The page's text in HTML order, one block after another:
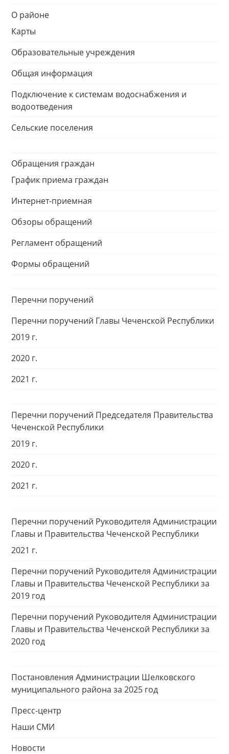
О районе
Карты
Образовательные учреждения
Общая информация
Подключение к системам водоснабжения и
водоотведения
Сельские поселения
Обращения граждан
График приема граждан
Интернет-приемная
Обзоры обращений
Регламент обращений
Формы обращений
Перечни поручений
Перечни поручений Главы Чеченской Республики
2019 г.
2020 г.
2021 г.
Перечни поручений Председателя Правительства
Чеченской Республики
2019 г.
2020 г.
2021 г.
Перечни поручений Руководителя Администрации
Главы и Правительства Чеченской Республики
2021 г.
Перечни поручений Руководителя Администрации
Главы и Правительства Чеченской Республики за
2019 год
Перечни поручений Руководителя Администрации
Главы и Правительства Чеченской Республики за
2020 год
Постановления Администрации Шелковского
муниципального района за 2025 год
Пресс-центр
Наши СМИ
Новости